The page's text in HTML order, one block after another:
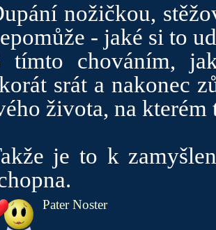
nožičkou,
- jaké si to
tímto chováním,
srát a nakonec
života, na
je to k
Pater Noster